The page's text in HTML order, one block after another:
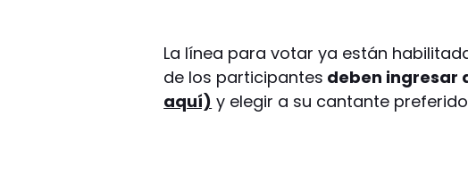
La línea para votar ya están
de los participantes deben ingresar
aquí) y elegir a su cantante